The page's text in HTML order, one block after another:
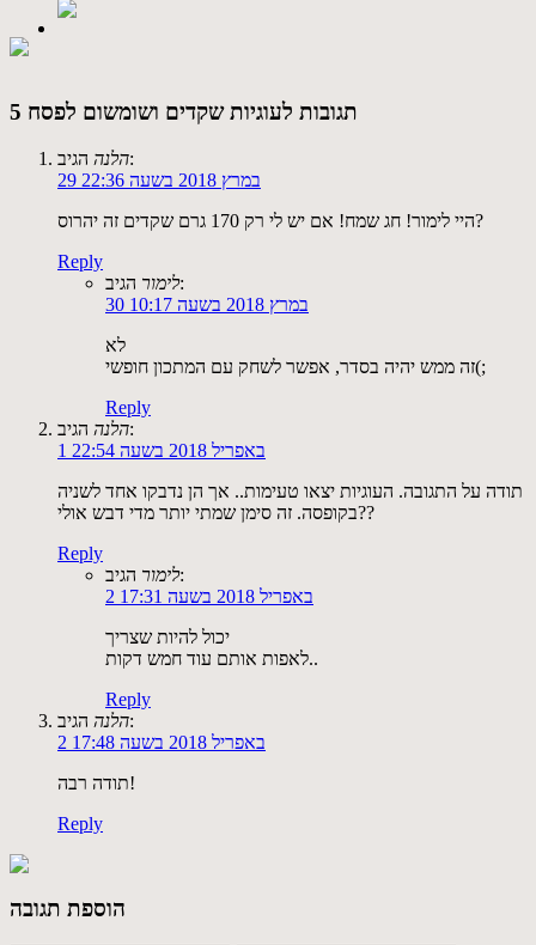
5 תגובות לעוגיות שקדים ושומשום לפסח
הלנההגיב:
29 במרץ 2018 בשעה 22:36
היי לימור! חג שמח! אם יש לי רק 170 גרם שקדים זה יהרוס?
Reply
לימורהגיב:
30 במרץ 2018 בשעה 10:17
לא
זה ממש יהיה בסדר, אפשר לשחק עם המתכון חופשי(;
Reply
הלנההגיב:
1 באפריל 2018 בשעה 22:54
תודה על התגובה. העוגיות יצאו טעימות.. אך הן נדבקו אחד לשניה
בקופסה. זה סימן שמתי יותר מדי דבש אולי??
Reply
לימורהגיב:
2 באפריל 2018 בשעה 17:31
יכול להיות שצריך
לאפות אותם עוד חמש דקות..
Reply
הלנההגיב:
2 באפריל 2018 בשעה 17:48
תודה רבה!
Reply
הוספת תגובה